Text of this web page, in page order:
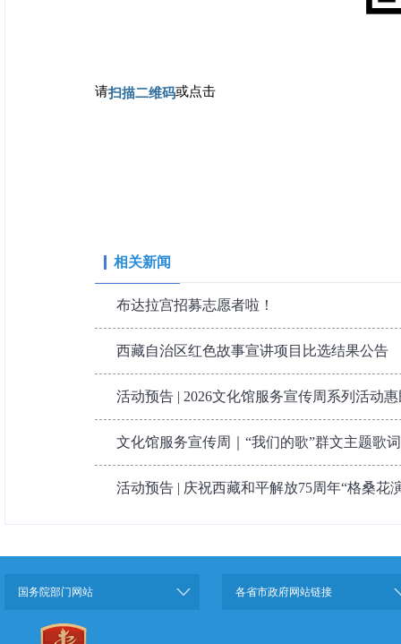
请扫描二维码或点击
相关新闻
布达拉宫招募志愿者啦！
西藏自治区红色故事宣讲项目比选结果公告
活动预告 | 2026文化馆服务宣传周系列活动
文化馆服务宣传周｜“我们的歌”群文主题歌
活动预告 | 庆祝西藏和平解放75周年“格桑花
国务院部门网站 各省市政府网站链接